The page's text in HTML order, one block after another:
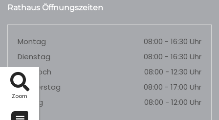
Zoom
Rathaus Öffnungszeiten
Montag
08:00 - 16:30 Uhr
Dienstag
08:00 - 16:30 Uhr
Mittwoch
08:00 - 12:30 Uhr
Donnerstag
08:00 - 17:00 Uhr
Freitag
08:00 - 12:00 Uhr